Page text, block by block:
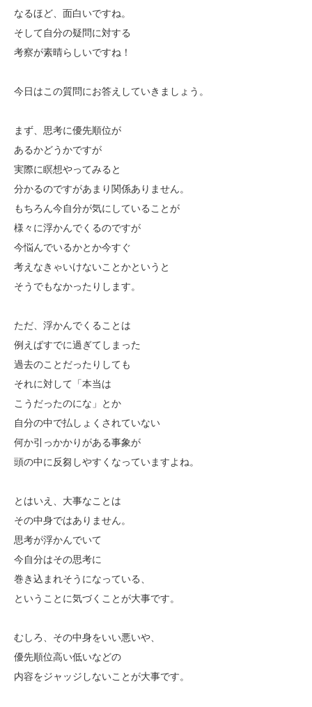
なるほど、面白いですね。
そして自分の疑問に対する
考察が素晴らしいですね！
今日はこの質問にお答えしていきましょう。
まず、思考に優先順位が
あるかどうかですが
実際に瞑想やってみると
分かるのですがあまり関係ありません。
もちろん今自分が気にしていることが
様々に浮かんでくるのですが
今悩んでいるかとか今すぐ
考えなきゃいけないことかというと
そうでもなかったりします。
ただ、浮かんでくることは
例えばすでに過ぎてしまった
過去のことだったりしても
それに対して「本当は
こうだったのにな」とか
自分の中で払しょくされていない
何か引っかかりがある事象が
頭の中に反芻しやすくなっていますよね。
とはいえ、大事なことは
その中身ではありません。
思考が浮かんでいて
今自分はその思考に
巻き込まれそうになっている、
ということに気づくことが大事です。
むしろ、その中身をいい悪いや、
優先順位高い低いなどの
内容をジャッジしないことが大事です。